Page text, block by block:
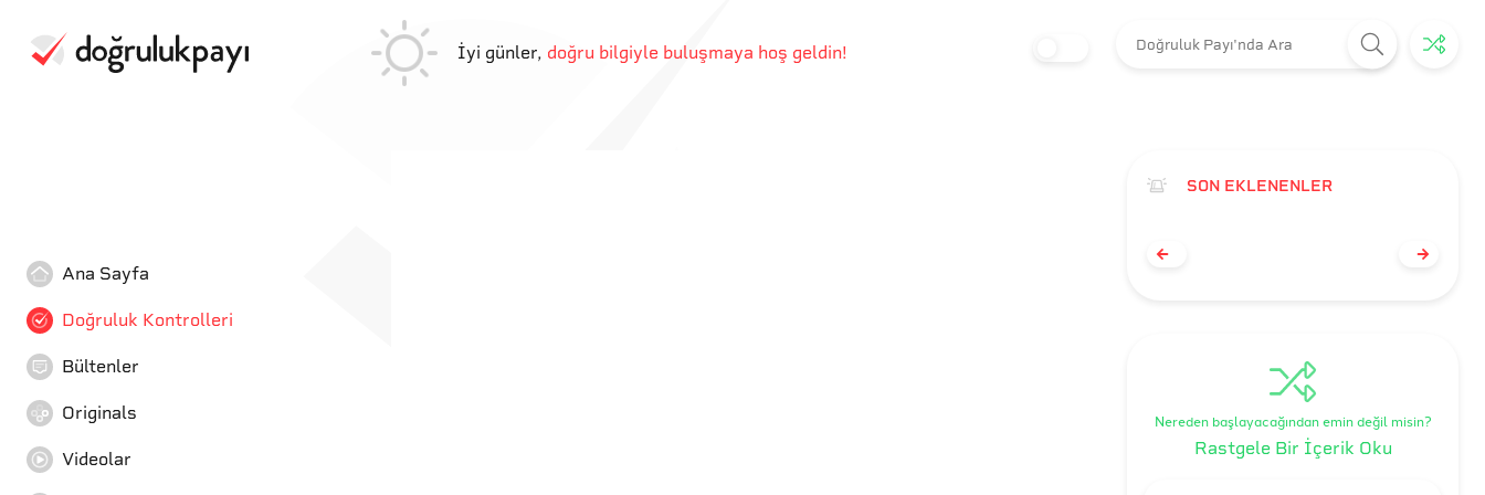
İyi günler, doğru bilgiyle buluşmaya hoş geldin!
Ana Sayfa
Doğruluk Kontrolleri
Bültenler
Originals
Videolar
SON EKLENENLER
Nereden başlayacağından emin değil misin?
Rastgele Bir İçerik Oku